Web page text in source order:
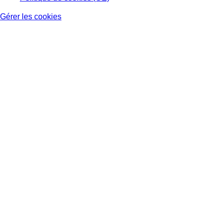
Gérer les cookies